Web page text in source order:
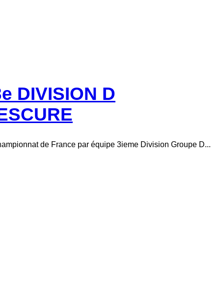
DIVISION D
de France par équipe 3ieme Division Groupe D...